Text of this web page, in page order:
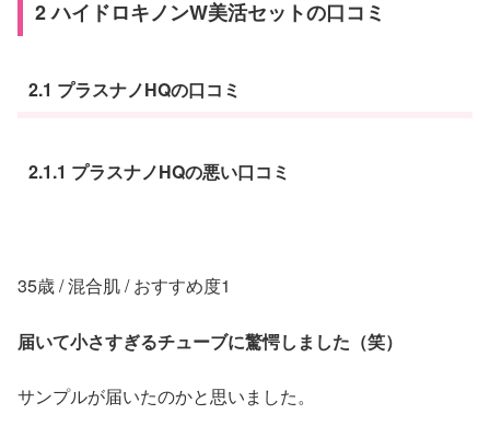
2 ハイドロキノンW美活セットの口コミ
2.1 プラスナノHQの口コミ
2.1.1 プラスナノHQの悪い口コミ
35歳 / 混合肌 / おすすめ度1
届いて小さすぎるチューブに驚愕しました（笑）
サンプルが届いたのかと思いました。